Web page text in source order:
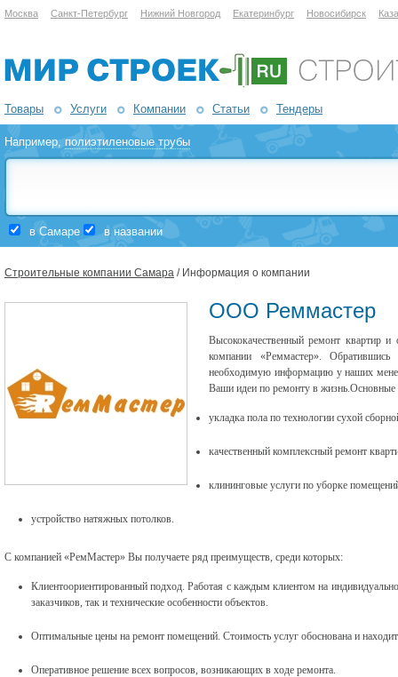
Москва Санкт-Петербург Нижний Новгород Екатеринбург Новосибирск
Товары Услуги Компании Статьи Тендеры
Например,полиэтиленовые трубы
в Самаре в названии
Строительные компании Самара / Информация о компании
ООО Реммастер
Высококачественный ремонт квартир и
компании «Реммастер».
необходимую информацию у наших
Ваши идеи по ремонту в жизнь.Основные
укладка пола по технологии сухой
качественный комплексный ремонт
клининговые услуги по уборке
устройство натяжных потолков.
C компанией «РемМастер» Вы получаете ряд преимуществ, среди которых:
Клиентоориентированный подход. Работая с каждым клиентом на
заказчиков, так и технические особенности объектов.
Оптимальные цены на ремонт помещений. Стоимость услуг обоснована и
Оперативное решение всех вопросов, возникающих в ходе ремонта.